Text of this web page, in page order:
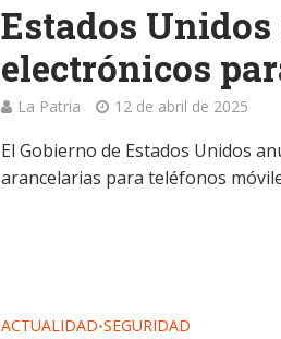
Estados
electrónicos
La Patria 12 de abril de 2025
El Gobierno de Estados Unidos
arancelarias para teléfonos
ACTUALIDAD•SEGURIDAD